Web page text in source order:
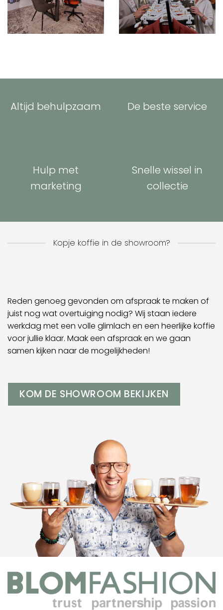
Altijd behulpzaam De beste service
Hulp met
marketing
Snelle wissel in
collectie
Kopje koffie in de showroom?
Reden genoeg gevonden om afspraak te maken of
juist nog wat overtuiging nodig? Wij staan iedere
werkdag met een volle glimlach en een heerlijke koffie
voor jullie klaar. Maak een afspraak en we gaan
samen kijken naar de mogelijkheden!
KOM DE SHOWROOM BEKIJKEN